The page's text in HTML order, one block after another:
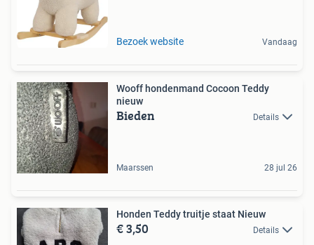
Bezoek website Vandaag
Wooff hondenmand Cocoon Teddy
nieuw
Bieden Details
Maarssen 28 jul 26
Honden Teddy truitje staat Nieuw
€ 3,50 Details